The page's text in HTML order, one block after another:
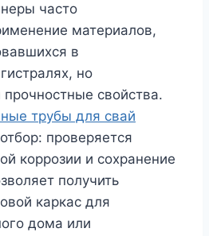
часто
материалов,
в
но
свойства.
трубы для свай
проверяется
коррозии и сохранение
получить
каркас для
дома или